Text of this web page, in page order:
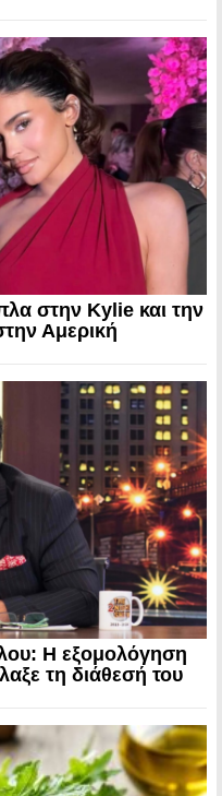
στην Kylie και την
Αμερική
Η εξομολόγηση
τη διάθεσή του